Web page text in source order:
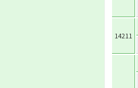
14211